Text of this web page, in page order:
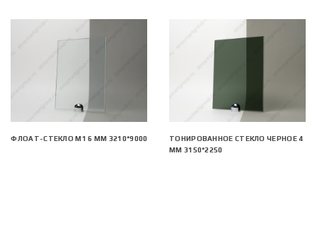
ФЛОАТ-СТЕКЛО М1 6 ММ 3210*9000
ТОНИРОВАННОЕ СТЕКЛО ЧЕРНОЕ 4
ММ 3150*2250